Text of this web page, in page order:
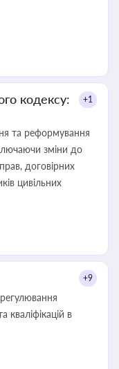
кодексу:
+1
та реформування
зміни до
договірних
цивільних
+9
кваліфікацій в